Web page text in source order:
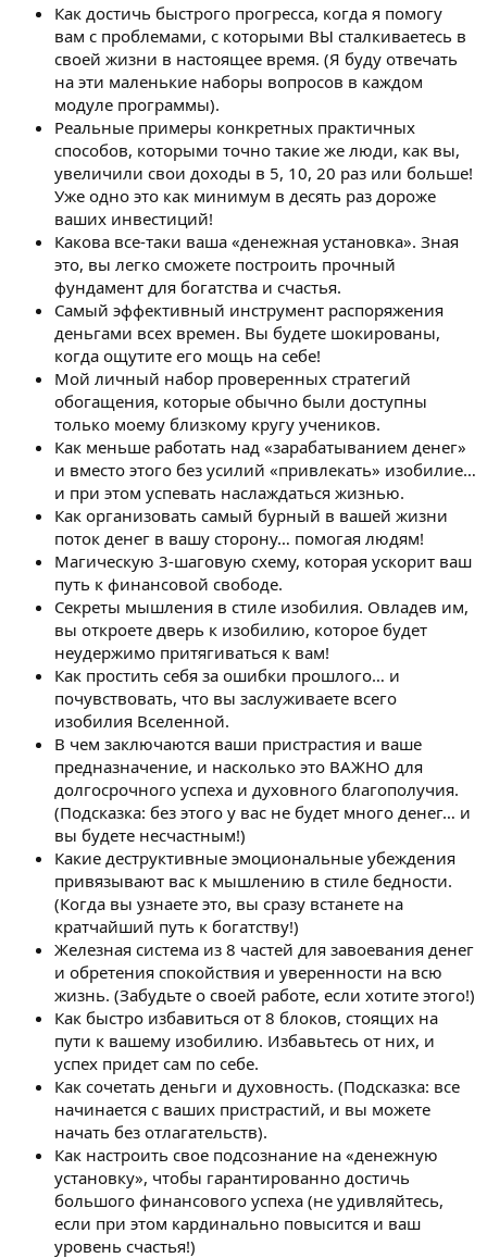
Как достичь быстрого прогресса, когда я помогу
вам с проблемами, с которыми ВЫ сталкиваетесь в
своей жизни в настоящее время. (Я буду отвечать
на эти маленькие наборы вопросов в каждом
модуле программы).
Реальные примеры конкретных практичных
способов, которыми точно такие же люди, как вы,
увеличили свои доходы в 5, 10, 20 раз или больше!
Уже одно это как минимум в десять раз дороже
ваших инвестиций!
Какова все-таки ваша «денежная установка». Зная
это, вы легко сможете построить прочный
фундамент для богатства и счастья.
Самый эффективный инструмент распоряжения
деньгами всех времен. Вы будете шокированы,
когда ощутите его мощь на себе!
Мой личный набор проверенных стратегий
обогащения, которые обычно были доступны
только моему близкому кругу учеников.
Как меньше работать над «зарабатыванием денег»
и вместо этого без усилий «привлекать» изобилие…
и при этом успевать наслаждаться жизнью.
Как организовать самый бурный в вашей жизни
поток денег в вашу сторону… помогая людям!
Магическую 3-шаговую схему, которая ускорит ваш
путь к финансовой свободе.
Секреты мышления в стиле изобилия. Овладев им,
вы откроете дверь к изобилию, которое будет
неудержимо притягиваться к вам!
Как простить себя за ошибки прошлого… и
почувствовать, что вы заслуживаете всего
изобилия Вселенной.
В чем заключаются ваши пристрастия и ваше
предназначение, и насколько это ВАЖНО для
долгосрочного успеха и духовного благополучия.
(Подсказка: без этого у вас не будет много денег… и
вы будете несчастным!)
Какие деструктивные эмоциональные убеждения
привязывают вас к мышлению в стиле бедности.
(Когда вы узнаете это, вы сразу встанете на
кратчайший путь к богатству!)
Железная система из 8 частей для завоевания денег
и обретения спокойствия и уверенности на всю
жизнь. (Забудьте о своей работе, если хотите этого!)
Как быстро избавиться от 8 блоков, стоящих на
пути к вашему изобилию. Избавьтесь от них, и
успех придет сам по себе.
Как сочетать деньги и духовность. (Подсказка: все
начинается с ваших пристрастий, и вы можете
начать без отлагательств).
Как настроить свое подсознание на «денежную
установку», чтобы гарантированно достичь
большого финансового успеха (не удивляйтесь,
если при этом кардинально повысится и ваш
уровень счастья!)